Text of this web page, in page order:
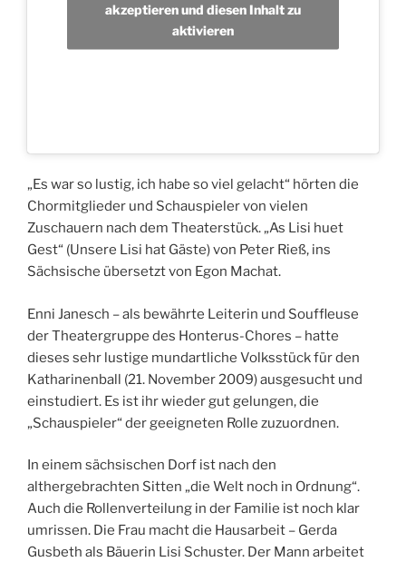
akzeptieren und diesen Inhalt zu
aktivieren
„Es war so lustig, ich habe so viel gelacht“ hörten die
Chormitglieder und Schauspieler von vielen
Zuschauern nach dem Theaterstück. „As Lisi huet
Gest“ (Unsere Lisi hat Gäste) von Peter Rieß, ins
Sächsische übersetzt von Egon Machat.
Enni Janesch – als bewährte Leiterin und Souffleuse
der Theatergruppe des Honterus-Chores – hatte
dieses sehr lustige mundartliche Volksstück für den
Katharinenball (21. November 2009) ausgesucht und
einstudiert. Es ist ihr wieder gut gelungen, die
„Schauspieler“ der geeigneten Rolle zuzuordnen.
In einem sächsischen Dorf ist nach den
althergebrachten Sitten „die Welt noch in Ordnung“.
Auch die Rollenverteilung in der Familie ist noch klar
umrissen. Die Frau macht die Hausarbeit – Gerda
Gusbeth als Bäuerin Lisi Schuster. Der Mann arbeitet